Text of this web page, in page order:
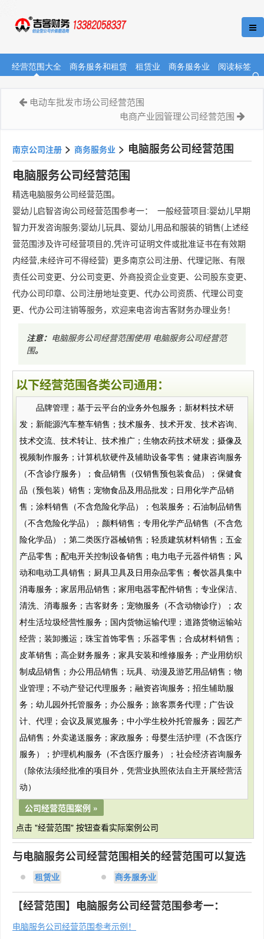
经营范围大全 商务服务和租赁 租赁业 商务服务业 阅读标签
电动车批发市场公司经营范围
电商产业园管理公司经营范围
南京公司注册 > 商务服务业 > 电脑服务公司经营范围
电脑服务公司经营范围
精选电脑服务公司经营范围。
婴幼儿启智咨询公司经营范围参考一： 一般经营项目:婴幼儿早期
智力开发咨询服务;婴幼儿玩具、婴幼儿用品和服装的销售(上述经
营范围涉及许可经营项目的,凭许可证明文件或批准证书在有效期
内经营,未经许可不得经营) 更多南京公司注册、代理记账、有限
责任公司变更、分公司变更、外商投资企业变更、公司股东变更、
代办公司印章、公司注册地址变更、代办公司资质、代理公司变
更、代办公司注销等服务，欢迎来电咨询吉客财务办理业务！
注意： 电脑服务公司经营范围使用 电脑服务公司经营范
围。
以下经营范围各类公司通用：
品牌管理；基于云平台的业务外包服务；新材料技术研
发；新能源汽车整车销售；技术服务、技术开发、技术咨询、
技术交流、技术转让、技术推广；生物农药技术研发；摄像及
视频制作服务；计算机软硬件及辅助设备零售；健康咨询服务
（不含诊疗服务）；食品销售（仅销售预包装食品）；保健食
品（预包装）销售；宠物食品及用品批发；日用化学产品销
售；涂料销售（不含危险化学品）；包装服务；石油制品销售
（不含危险化学品）；颜料销售；专用化学产品销售（不含危
险化学品）；第二类医疗器械销售；轻质建筑材料销售；五金
产品零售；配电开关控制设备销售；电力电子元器件销售；风
动和电动工具销售；厨具卫具及日用杂品零售；餐饮器具集中
消毒服务；家居用品销售；家用电器零配件销售；专业保洁、
清洗、消毒服务；吉客财务；宠物服务（不含动物诊疗）；农
村生活垃圾经营性服务；国内货物运输代理；道路货物运输站
经营；装卸搬运；珠宝首饰零售；乐器零售；合成材料销售；
皮革销售；高企财务服务；家具安装和维修服务；产业用纺织
制成品销售；办公用品销售；玩具、动漫及游艺用品销售；物
业管理；不动产登记代理服务；融资咨询服务；招生辅助服
务；幼儿园外托管服务；办公服务；旅客票务代理；广告设
计、代理；会议及展览服务；中小学生校外托管服务；园艺产
品销售；外卖递送服务；家政服务；母婴生活护理（不含医疗
服务）；护理机构服务（不含医疗服务）；社会经济咨询服务
（除依法须经批准的项目外，凭营业执照依法自主开展经营活
动）
公司经营范围案例 »
点击 "经营范围" 按钮查看实际案例公司
与电脑服务公司经营范围相关的经营范围可以复选
租赁业 商务服务业
【经营范围】电脑服务公司经营范围参考一：
电脑服务公司经营范围参考示例！